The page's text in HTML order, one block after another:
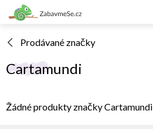
Přejít
na
Prodávané značky
Cartamundi
Žádné produkty značkyCartamundi